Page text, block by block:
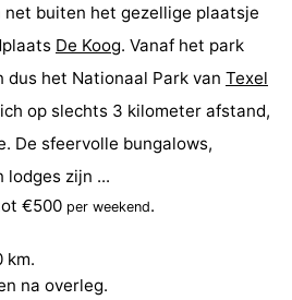
net buiten het gezellige plaatsje
De Koog. Vanaf het park
dus het Nationaal Park van Texel
op slechts 3 kilometer afstand,
De sfeervolle bungalows,
lodges zijn ...
€500 per weekend.
km.
na overleg.